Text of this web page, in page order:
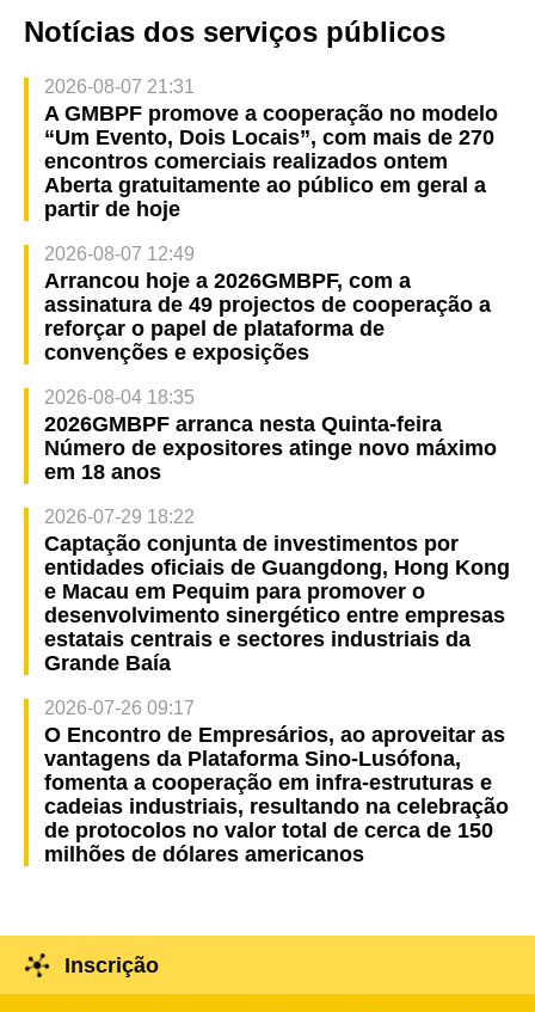
Notícias dos serviços públicos
2026-08-07 21:31
A GMBPF promove a cooperação no modelo
“Um Evento, Dois Locais”, com mais de 270
encontros comerciais realizados ontem
Aberta gratuitamente ao público em geral a
partir de hoje
2026-08-07 12:49
Arrancou hoje a 2026GMBPF, com a
assinatura de 49 projectos de cooperação a
reforçar o papel de plataforma de
convenções e exposições
2026-08-04 18:35
2026GMBPF arranca nesta Quinta-feira
Número de expositores atinge novo máximo
em 18 anos
2026-07-29 18:22
Captação conjunta de investimentos por
entidades oficiais de Guangdong, Hong Kong
e Macau em Pequim para promover o
desenvolvimento sinergético entre empresas
estatais centrais e sectores industriais da
Grande Baía
2026-07-26 09:17
O Encontro de Empresários, ao aproveitar as
vantagens da Plataforma Sino-Lusófona,
fomenta a cooperação em infra-estruturas e
cadeias industriais, resultando na celebração
de protocolos no valor total de cerca de 150
milhões de dólares americanos
Inscrição